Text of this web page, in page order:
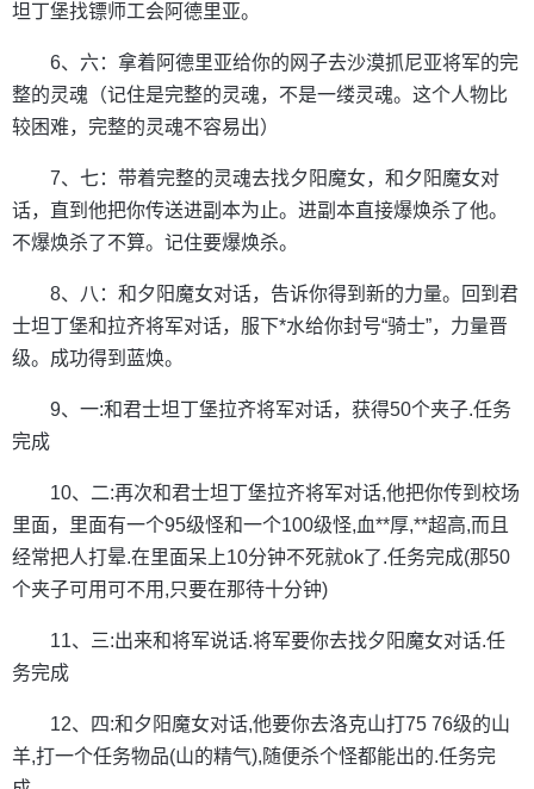
坦丁堡找镖师工会阿德里亚。
6、六：拿着阿德里亚给你的网子去沙漠抓尼亚将军的完
整的灵魂（记住是完整的灵魂，不是一缕灵魂。这个人物比
较困难，完整的灵魂不容易出）
7、七：带着完整的灵魂去找夕阳魔女，和夕阳魔女对
话，直到他把你传送进副本为止。进副本直接爆焕杀了他。
不爆焕杀了不算。记住要爆焕杀。
8、八：和夕阳魔女对话，告诉你得到新的力量。回到君
士坦丁堡和拉齐将军对话，服下*水给你封号“骑士”，力量晋
级。成功得到蓝焕。
9、一:和君士坦丁堡拉齐将军对话，获得50个夹子.任务
完成
10、二:再次和君士坦丁堡拉齐将军对话,他把你传到校场
里面，里面有一个95级怪和一个100级怪,血**厚,**超高,而且
经常把人打晕.在里面呆上10分钟不死就ok了.任务完成(那50
个夹子可用可不用,只要在那待十分钟)
11、三:出来和将军说话.将军要你去找夕阳魔女对话.任
务完成
12、四:和夕阳魔女对话,他要你去洛克山打75 76级的山
羊,打一个任务物品(山的精气),随便杀个怪都能出的.任务完